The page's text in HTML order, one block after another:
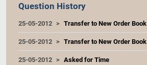
Question History
25-05-2012 Transfer to New Order Book
25-05-2012 Transfer to New Order Book
25-05-2012 Asked for Time